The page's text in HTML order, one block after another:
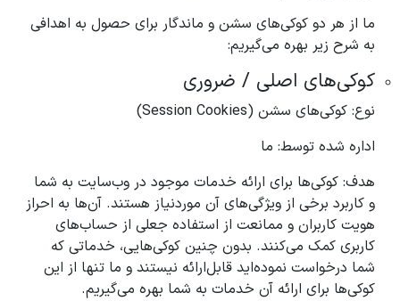
ما از هر دو کوکی‌های سشن و ماندگار برای حصول به اهدافی
به شرح زیر بهره می‌گیریم:
کوکی‌های اصلی / ضروری
نوع: کوکی‌های سشن (Session Cookies)
اداره شده توسط: ما
هدف: کوکی‌ها برای ارائه خدمات موجود در وب‌سایت به شما
و کاربرد برخی از ویژگی‌های آن موردنیاز هستند. آن‌ها به احراز
هویت کاربران و ممانعت از استفاده جعلی از حساب‌های
کاربری کمک می‌کنند. بدون چنین کوکی‌هایی، خدماتی که
شما درخواست نموده‌اید قابل‌ارائه نیستند و ما تنها از این
کوکی‌ها برای ارائه آن خدمات به شما بهره می‌گیریم.